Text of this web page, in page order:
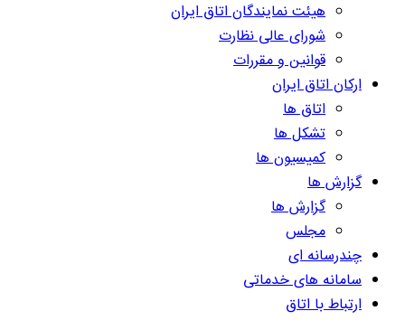
هیئت نمایندگان اتاق ایران
شورای عالی نظارت
قوانین و مقررات
ارکان اتاق ایران
اتاق ها
تشکل ها
کمیسیون ها
گزارش ها
گزارش ها
مجلس
چندرسانه ای
سامانه های خدماتی
ارتباط با اتاق